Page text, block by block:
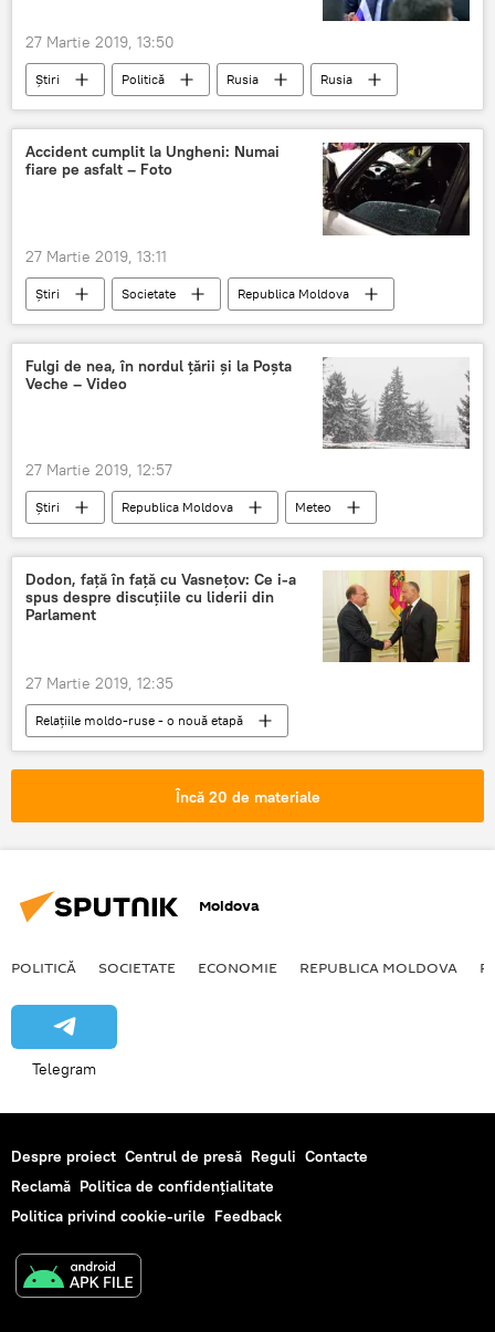
27 Martie 2019, 13:50
Știri Politică Rusia
Rusia
SUA
Lavrov
companii
intilnire
Accident cumplit la Ungheni: Numai
fiare pe asfalt – Foto
27 Martie 2019, 13:11
Știri Societate
Republica Moldova
Ungheni
fiare
asfalt
Accidente
Fulgi de nea, în nordul țării și la Poșta
Veche – Video
27 Martie 2019, 12:57
Știri Republica Moldova
Meteo
fulgi
zapada
Posta Veche
vant
Video
Dodon, față în față cu Vasnețov: Ce i-a
spus despre discuțiile cu liderii din
Parlament
27 Martie 2019, 12:35
Relațiile moldo-ruse - o nouă etapă
Republica Moldova
Politică
Știri
Oleg Vasnețov
Rusia
Știri din Parlamentul Republicii Moldova
Încă 20 de materiale
Moldova
POLITICĂ SOCIETATE ECONOMIE REPUBLICA MOLDOVA
Telegram
Despre proiect Centrul de presă Reguli Contacte
Reclamă Politica de confidențialitate
Politica privind cookie-urile Feedback